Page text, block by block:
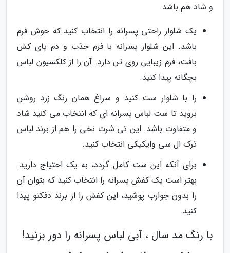
و شاد هم باشد.
یک شلوار راحتی پسرانه را انتخاب کنید که خوش فرم
باشد. این شلوار پسرانه با فرم جذب و دم پای کش
بافت، فرم زیبایی روی تن دارد. آن را از کلکسیون لباس
بچگانه پیدا کنید.
را با شلوار ست کنید و سراغ همان رنگ زرد روشن
بروید تا ست لباس پسرانه ای که انتخاب می کنید شاد
و متفاوت باشد. این تی شرت نخی را هم از برند لباس
ترک ال سی وایکیکی انتخاب کنید.
برای آنکه این ست کامل گردد، به یک احتیاج دارید.
بهتر است یک کفش پسرانه را انتخاب کنید که بتوان آن
را بدون جوارب پوشید، این کفش را از برند دفکتو پیدا
کنید.
با رنگ مد سال ، آبی لباس پسرانه را دور بزنید!